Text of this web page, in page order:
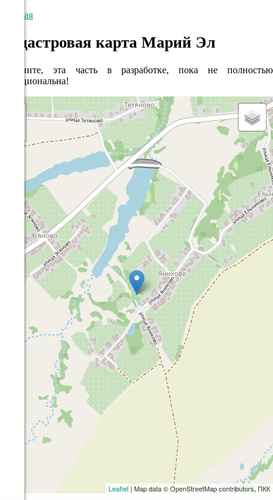
Главная
Кадастровая карта Марий Эл
Извините, эта часть в разработке, пока не полностью
функциональна!
Leaflet | Map data © OpenStreetMap contributors, ПКК